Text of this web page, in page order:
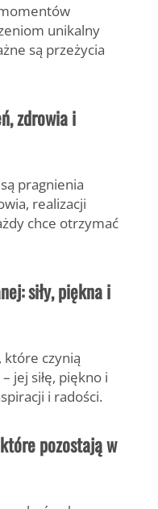
unikalny
są przeżycia
zdrowia i
pragnienia
realizacji
chce otrzymać
siły, piękna i
które czynią
jej siłę, piękno i
i radości.
pozostają w